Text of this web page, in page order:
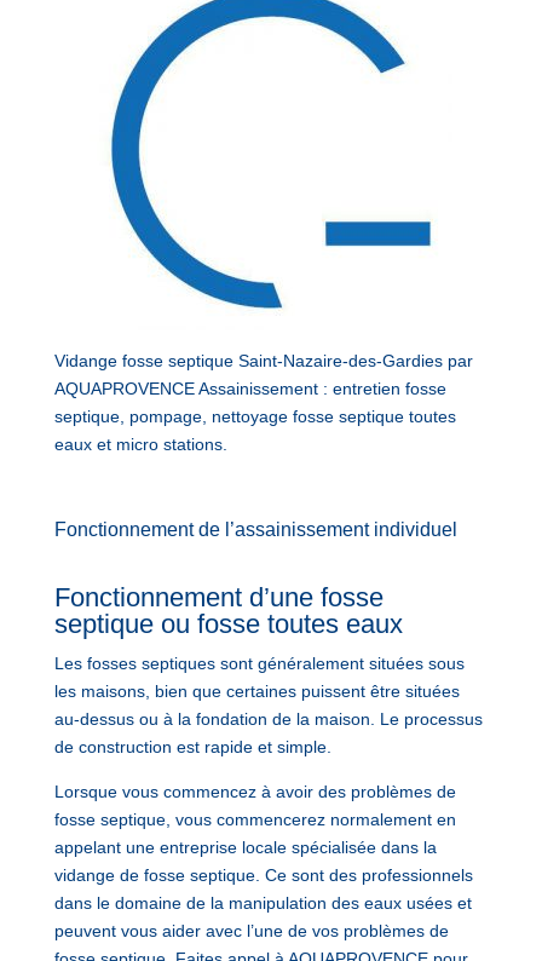
Vidange fosse septique Saint-Nazaire-des-Gardies par
AQUAPROVENCE Assainissement : entretien fosse
septique, pompage, nettoyage fosse septique toutes
eaux et micro stations.
Fonctionnement de l’assainissement individuel
Fonctionnement d’une fosse
septique ou fosse toutes eaux
Les fosses septiques sont généralement situées sous
les maisons, bien que certaines puissent être situées
au-dessus ou à la fondation de la maison. Le processus
de construction est rapide et simple.
Lorsque vous commencez à avoir des problèmes de
fosse septique, vous commencerez normalement en
appelant une entreprise locale spécialisée dans la
vidange de fosse septique. Ce sont des professionnels
dans le domaine de la manipulation des eaux usées et
peuvent vous aider avec l’une de vos problèmes de